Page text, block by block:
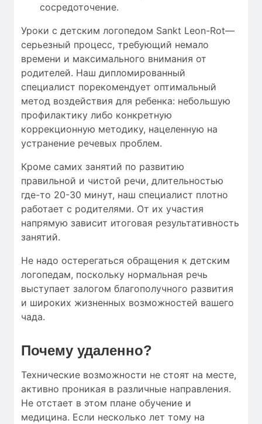
сосредоточение.
Уроки с детским логопедом Sankt Leon-Rot—
серьезный процесс, требующий немало
времени и максимального внимания от
родителей. Наш дипломированный
специалист порекомендует оптимальный
метод воздействия для ребенка: небольшую
профилактику либо конкретную
коррекционную методику, нацеленную на
устранение речевых проблем.
Кроме самих занятий по развитию
правильной и чистой речи, длительностью
где-то 20-30 минут, наш специалист плотно
работает с родителями. От их участия
напрямую зависит итоговая результативность
занятий.
Не надо остерегаться обращения к детским
логопедам, поскольку нормальная речь
выступает залогом благополучного развития
и широких жизненных возможностей вашего
чада.
Почему удаленно?
Технические возможности не стоят на месте,
активно проникая в различные направления.
Не отстает в этом плане обучение и
медицина. Если несколько лет тому на